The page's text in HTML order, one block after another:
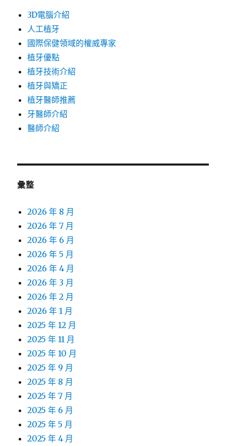
3D電腦介紹
人工植牙
國際保健領域的權威專家
植牙優點
植牙技術介紹
植牙與矯正
植牙醫師推薦
牙醫師介紹
醫師介紹
彙整
2026 年 8 月
2026 年 7 月
2026 年 6 月
2026 年 5 月
2026 年 4 月
2026 年 3 月
2026 年 2 月
2026 年 1 月
2025 年 12 月
2025 年 11 月
2025 年 10 月
2025 年 9 月
2025 年 8 月
2025 年 7 月
2025 年 6 月
2025 年 5 月
2025 年 4 月